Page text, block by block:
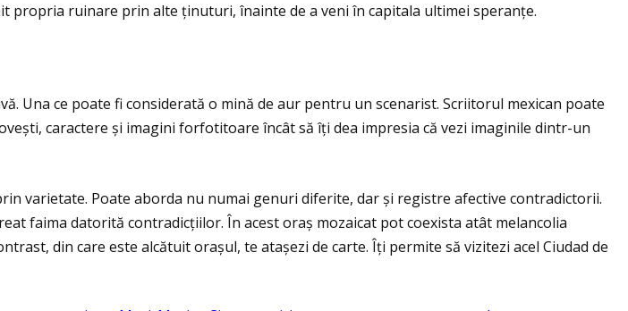
propria ruinare prin alte ţinuturi, înainte de a veni în capitala ultimei speranţe.
Una ce poate fi considerată o mină de aur pentru un scenarist. Scriitorul mexican poate
caractere și imagini forfotitoare încât să îţi dea impresia că vezi imaginile dintr-un
varietate. Poate aborda nu numai genuri diferite, dar și registre afective contradictorii.
faima datorită contradicţiilor. În acest oraș mozaicat pot coexista atât melancolia
din care este alcătuit orașul, te atașezi de carte. Îţi permite să vizitezi acel Ciudad de